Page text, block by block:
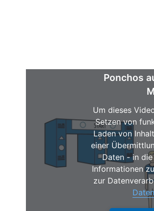
Ponchos
Um dieses
Setzen von
Laden von
einer
Daten - in die
Informationen
zur